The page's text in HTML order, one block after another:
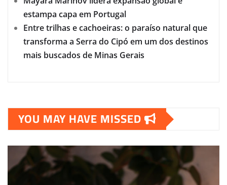
estampa capa em Portugal
Entre trilhas e cachoeiras: o paraíso natural que
transforma a Serra do Cipó em um dos destinos
mais buscados de Minas Gerais
YOU MAY HAVE MISSED